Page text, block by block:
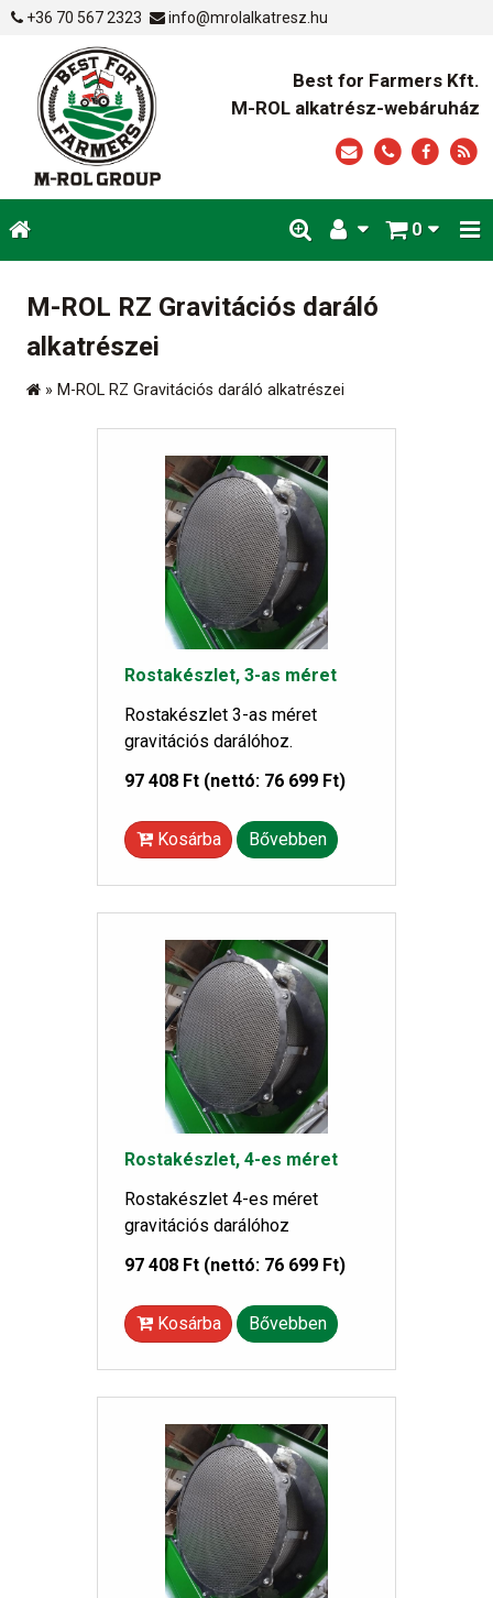
+36 70 567 2323 info@mrolalkatresz.hu
Best for Farmers Kft.
M-ROL alkatrész-webáruház
0
M-ROL RZ Gravitációs daráló
alkatrészei
» M-ROL RZ Gravitációs daráló alkatrészei
Rostakészlet, 3-as méret
Rostakészlet 3-as méret
gravitációs darálóhoz.
97 408 Ft (nettó: 76 699 Ft)
Kosárba Bővebben
Rostakészlet, 4-es méret
Rostakészlet 4-es méret
gravitációs darálóhoz
97 408 Ft (nettó: 76 699 Ft)
Kosárba Bővebben